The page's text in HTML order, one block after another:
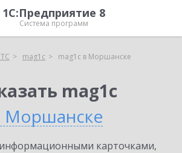
1С:Предприятие 8
Система программ
mag1c mag1c в Моршанске
mag1c
Моршанске
карточками,